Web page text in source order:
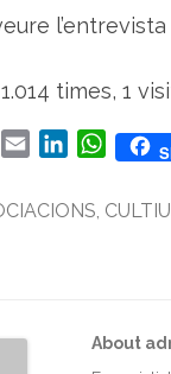
times, 1
a
n
W
a
p
,
About